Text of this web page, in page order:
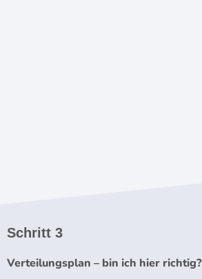
Schritt 3
Verteilungsplan – bin ich hier richtig?